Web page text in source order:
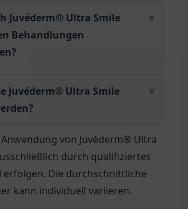
▾
Juvéderm® Ultra Smile
Behandlungen
▾
Juvéderm® Ultra Smile
Anwendung von Juvéderm® Ultra
durch qualifiziertes
erfolgen. Die durchschnittliche
kann individuell variieren.